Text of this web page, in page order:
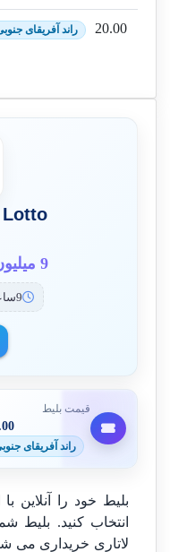
20.00 راند آفریقای
9 میلیون
9ساعت 19دقیقه 24ثانیه
قیمت بلیط
راند آفریقای
انتخاب کنید. بلیط
لاتاری خریداری می